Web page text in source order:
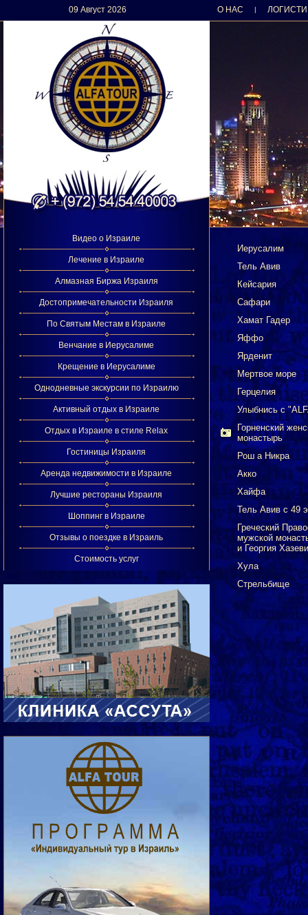
09 Август 2026 О НАС |
Видео о Израиле
Лечение в Израиле
Алмазная Биржа Израиля
Достопримечательности Израиля
По Святым Местам в Израиле
Венчание в Иерусалиме
Крещение в Иерусалиме
Однодневные экскурсии по Израилю
Активный отдых в Израиле
Отдых в Израиле в стиле Relax
Гостиницы Израиля
Аренда недвижимости в Израиле
Лучшие рестораны Израиля
Шоппинг в Израиле
Отзывы о поездке в Израиль
Стоимость услуг
Иерусалим
Тель Авив
Кейсария
Сафари
Хамат Гадер
Яффо
Ярденит
Мертвое море
Герцелия
Улыбнись с
Горненский
монастырь
Рош а Никра
Акко
Хайфа
Тель Авив с 49
Греческий
мужской
и Георгия
Хула
Стрельбище